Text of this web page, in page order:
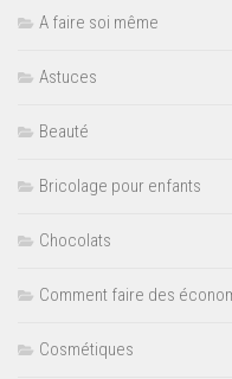
A faire soi même
Astuces
Beauté
Bricolage pour enfants
Chocolats
Comment faire des
Cosmétiques